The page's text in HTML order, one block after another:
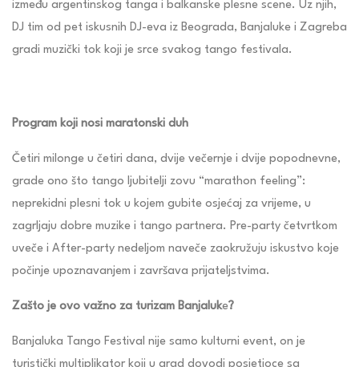
između argentinskog tanga i balkanske plesne scene. Uz njih,
DJ tim od pet iskusnih DJ-eva iz Beograda, Banjaluke i Zagreba
gradi muzički tok koji je srce svakog tango festivala.
Program koji nosi maratonski duh
Četiri milonge u četiri dana, dvije večernje i dvije popodnevne,
grade ono što tango ljubitelji zovu “marathon feeling”:
neprekidni plesni tok u kojem gubite osjećaj za vrijeme, u
zagrljaju dobre muzike i tango partnera. Pre-party četvrtkom
uveče i After-party nedeljom naveče zaokružuju iskustvo koje
počinje upoznavanjem i završava prijateljstvima.
Zašto je ovo važno za turizam Banjaluke?
Banjaluka Tango Festival nije samo kulturni event, on je
turistički multiplikator koji u grad dovodi posjetioce sa